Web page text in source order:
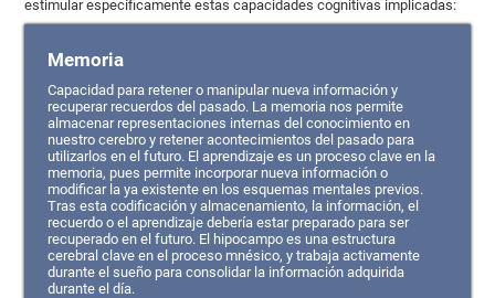
estimular específicamente estas capacidades cognitivas implicadas:
Memoria
Capacidad para retener o manipular nueva información y
recuperar recuerdos del pasado. La memoria nos permite
almacenar representaciones internas del conocimiento en
nuestro cerebro y retener acontecimientos del pasado para
utilizarlos en el futuro. El aprendizaje es un proceso clave en la
memoria, pues permite incorporar nueva información o
modificar la ya existente en los esquemas mentales previos.
Tras esta codificación y almacenamiento, la información, el
recuerdo o el aprendizaje debería estar preparado para ser
recuperado en el futuro. El hipocampo es una estructura
cerebral clave en el proceso mnésico, y trabaja activamente
durante el sueño para consolidar la información adquirida
durante el día.